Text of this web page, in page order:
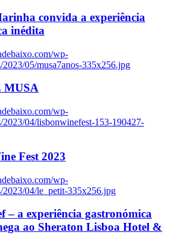
convida a experiência
inédita
wp-
2023/05/musa7anos-335x256.jpg
MUSA
wp-
2023/04/lisbonwinefest-153-190427-
Fest 2023
wp-
2023/04/le_petit-335x256.jpg
– a experiência gastronómica
ao Sheraton Lisboa Hotel &